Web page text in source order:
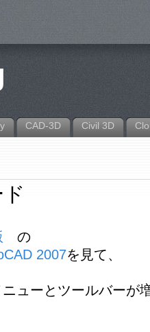
CAD-3D Civil 3D
の
2007を見て、
ューとツールバーが